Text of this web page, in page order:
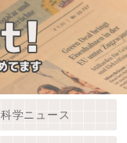
科学ニュース